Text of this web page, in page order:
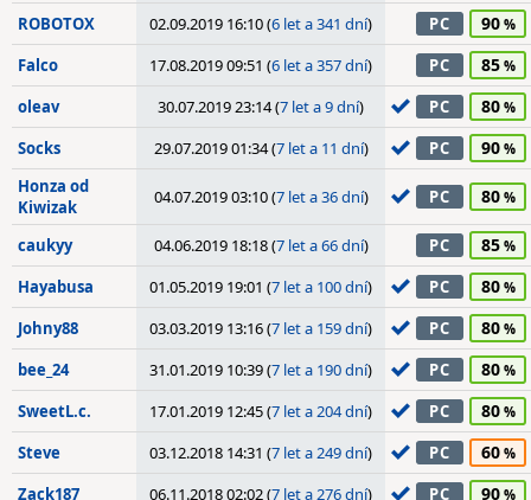
ROBOTOX 02.09.2019 16:10 (6 let a 341 dní) PC 90
Falco 17.08.2019 09:51 (6 let a 357 dní) PC 85
oleav 30.07.2019 23:14 (7 let a 9 dní) PC 80
Socks 29.07.2019 01:34 (7 let a 11 dní) PC 90
Honza od
Kiwizak
04.07.2019 03:10 (7 let a 36 dní) PC 80
caukyy 04.06.2019 18:18 (7 let a 66 dní) PC 85
Hayabusa 01.05.2019 19:01 (7 let a 100 dní) PC 80
Johny88 03.03.2019 13:16 (7 let a 159 dní) PC 80
bee_24 31.01.2019 10:39 (7 let a 190 dní) PC 80
SweetL.c. 17.01.2019 12:45 (7 let a 204 dní) PC 80
Steve 03.12.2018 14:31 (7 let a 249 dní) PC 60
Zack187 06.11.2018 02:02 (7 let a 276 dní) PC 90